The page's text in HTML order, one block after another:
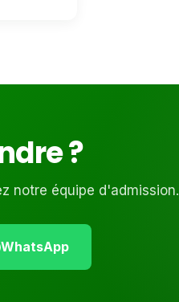
?
notre équipe d'admission.
WhatsApp